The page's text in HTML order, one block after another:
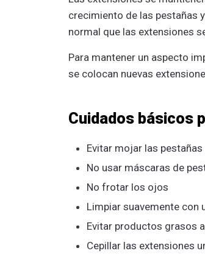
crecimiento de las pestañas
normal que las extensiones
Para mantener un aspecto
se colocan nuevas
Cuidados básicos
Evitar mojar las
No usar máscaras de
No frotar los ojos
Limpiar suavemente con
Evitar productos grasos
Cepillar las extensiones